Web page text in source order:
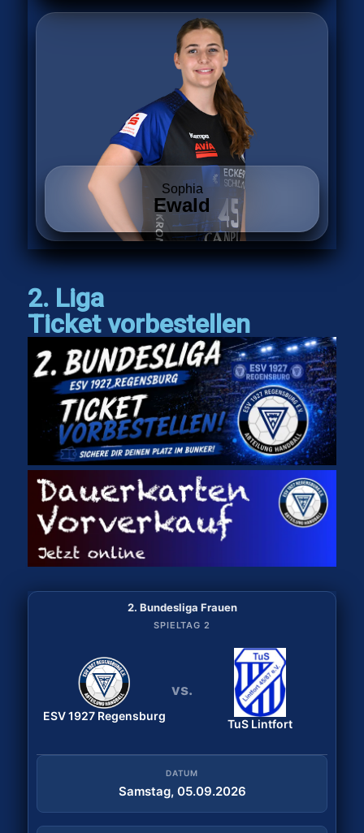
Sophia
Ewald
2. Liga
Ticket vorbestellen
2. Bundesliga Frauen
SPIELTAG 1
Bergischer HC
ESV 1927 Regensburg
DATUM
Samstag, 29.08.2026
ANWURF
2. Bundesliga Frauen
SPIELTAG 2
ESV 1927 Regensburg
vs.
TuS Lintfort
DATUM
Samstag, 05.09.2026